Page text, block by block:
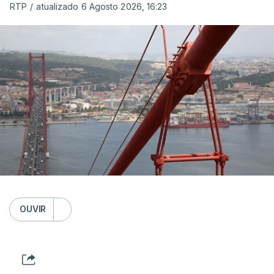
RTP / atualizado 6 Agosto 2026, 16:23
OUVIR